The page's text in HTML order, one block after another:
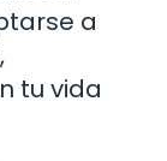
a
tu vida